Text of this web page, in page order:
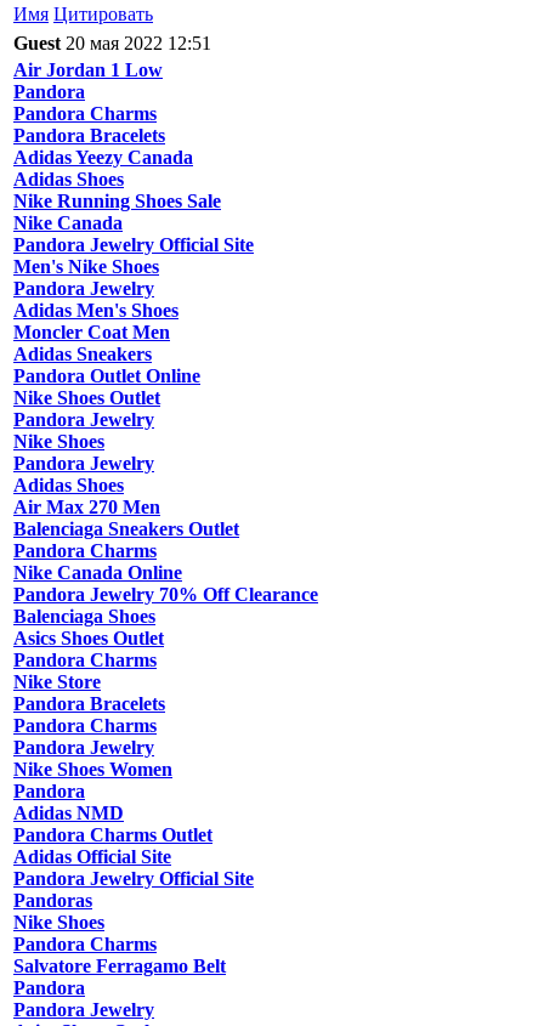
Имя Цитировать
Guest 20 мая 2022 12:51
Air Jordan 1 Low
Pandora
Pandora Charms
Pandora Bracelets
Adidas Yeezy Canada
Adidas Shoes
Nike Running Shoes Sale
Nike Canada
Pandora Jewelry Official Site
Men's Nike Shoes
Pandora Jewelry
Adidas Men's Shoes
Moncler Coat Men
Adidas Sneakers
Pandora Outlet Online
Nike Shoes Outlet
Pandora Jewelry
Nike Shoes
Pandora Jewelry
Adidas Shoes
Air Max 270 Men
Balenciaga Sneakers Outlet
Pandora Charms
Nike Canada Online
Pandora Jewelry 70% Off Clearance
Balenciaga Shoes
Asics Shoes Outlet
Pandora Charms
Nike Store
Pandora Bracelets
Pandora Charms
Pandora Jewelry
Nike Shoes Women
Pandora
Adidas NMD
Pandora Charms Outlet
Adidas Official Site
Pandora Jewelry Official Site
Pandoras
Nike Shoes
Pandora Charms
Salvatore Ferragamo Belt
Pandora
Pandora Jewelry